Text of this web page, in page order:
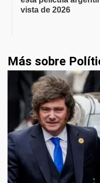
vista de 2026
Más sobre